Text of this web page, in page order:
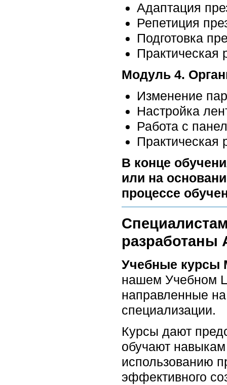
Адаптация
Репетиция
Подготовка
Практическая
Модуль 4.
Изменение
Настройка
Работа с
Практическая
В конце
или на
процессе
разработаны
Учебные курсы
нашем Учебном
направленные на
специализации.
Курсы дают
обучают
использованию
эффективного